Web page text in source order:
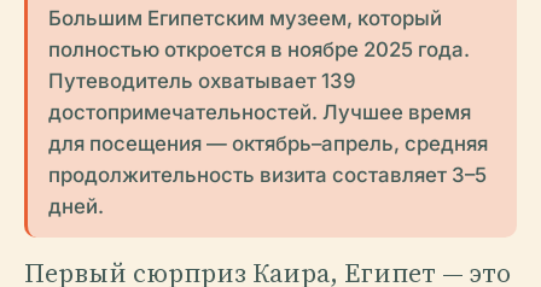
Большим Египетским музеем, который
полностью откроется в ноябре 2025 года.
Путеводитель охватывает 139
достопримечательностей. Лучшее время
для посещения — октябрь–апрель, средняя
продолжительность визита составляет 3–5
дней.
Первый сюрприз Каира, Египет — это